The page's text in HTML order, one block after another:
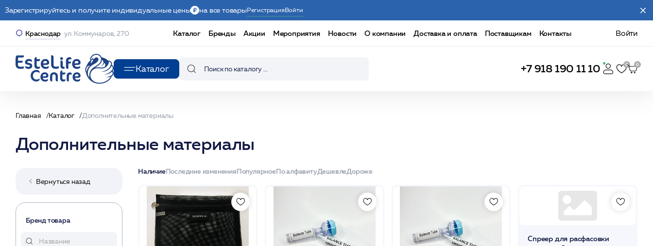
Зарегистрируйтесь и получите индивидуальные цены на все товарыРегистрацияВойти
Краснодар ул. Коммунаров, 270 Каталог Бренды Акции Мероприятия Новости О компании Доставка и оплата Поставщикам Контакты Войти
Каталог +7 918 190 11 10
Главная Каталог Дополнительные материалы
Дополнительные материалы
Вернуться назад
Бренд товара
НаличиеПоследние измененияПопулярноеПо алфавитуДешевлеДороже
Спреер для расфасовки